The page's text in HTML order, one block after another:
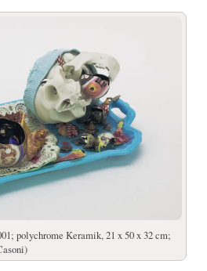
polychrome Keramik, 21 x 50 x 32 cm;